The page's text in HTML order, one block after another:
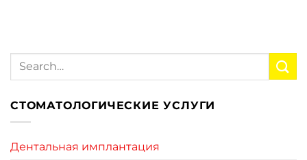
СТОМАТОЛОГИЧЕСКИЕ УСЛУГИ
Дентальная имплантация